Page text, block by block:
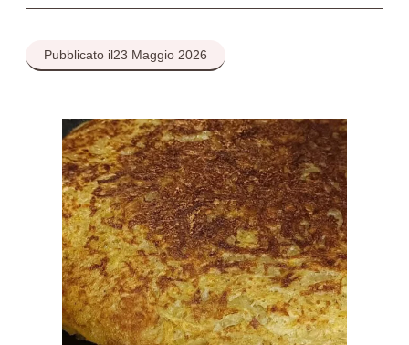
Pubblicato il23 Maggio 2026